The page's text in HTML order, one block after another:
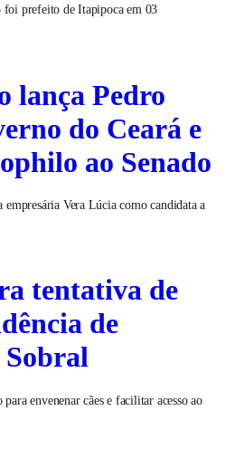
prefeito de Itapipoca em 03
lança Pedro
do Ceará e
ao Senado
Vera Lúcia como candidata a
tentativa de
de
Sobral
envenenar cães e facilitar acesso ao